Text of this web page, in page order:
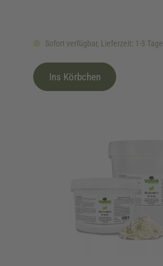
Sofort verfügbar, Lieferzeit: 1-3 Tage
Ins Körbchen